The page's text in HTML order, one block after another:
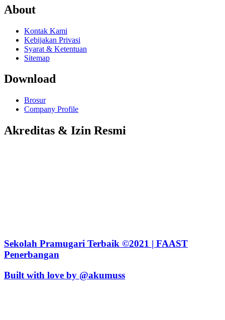
About
Kontak Kami
Kebijakan Privasi
Syarat & Ketentuan
Sitemap
Download
Brosur
Company Profile
Akreditas & Izin Resmi
Sekolah Pramugari Terbaik ©2021 | FAAST
Penerbangan
Built with love by @akumuss